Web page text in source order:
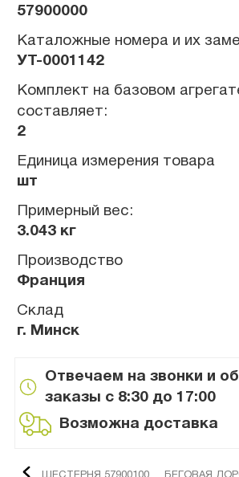
57900000
Каталожные номера и их
УТ-0001142
Комплект на базовом
составляет:
2
Единица измерения товара
шт
Примерный вес:
3.043 кг
Производство
Франция
Склад
г. Минск
Отвечаем на звонки и
заказы с 8:30 до 17:00
Возможна доставка